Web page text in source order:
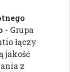
- Grupa
łączy
jakość
z